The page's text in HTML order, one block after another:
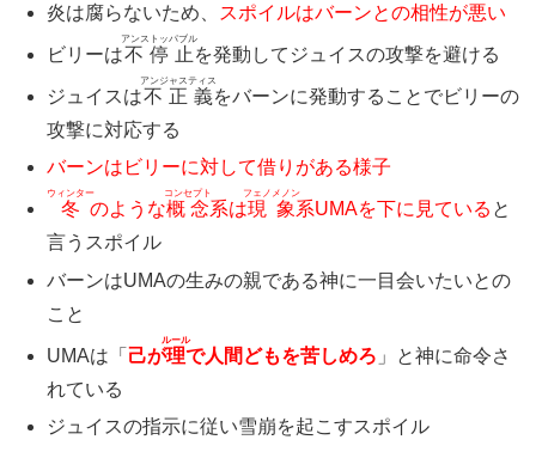
炎は腐らないため、
スポイルはバーンとの相性が悪い
ビリーは不停止
アンストッパブル
を発動してジュイスの攻撃を避ける
ジュイスは不正義
アンジャスティス
をバーンに発動することでビリーの
攻撃に対応する
バーンはビリーに対して借りがある様子
冬
ウィンター
のような概念
コンセプト
系は現象
フェノメノン
系UMAを下に見ている と
言うスポイル
バーンはUMAの生みの親である神に一目会いたいとの
こと
UMAは「己が理
ルール
で人間どもを苦しめろ 」と神に命令さ
れている
ジュイスの指示に従い雪崩を起こすスポイル